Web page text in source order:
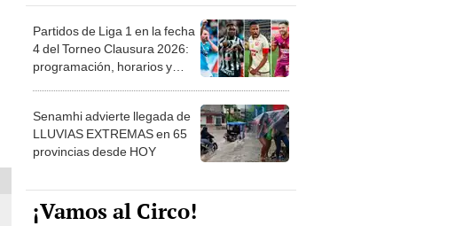
Partidos de Liga 1 en la fecha
4 del Torneo Clausura 2026:
programación, horarios y
Senamhi advierte llegada de
LLUVIAS EXTREMAS en 65
provincias desde HOY
¡Vamos al Circo!